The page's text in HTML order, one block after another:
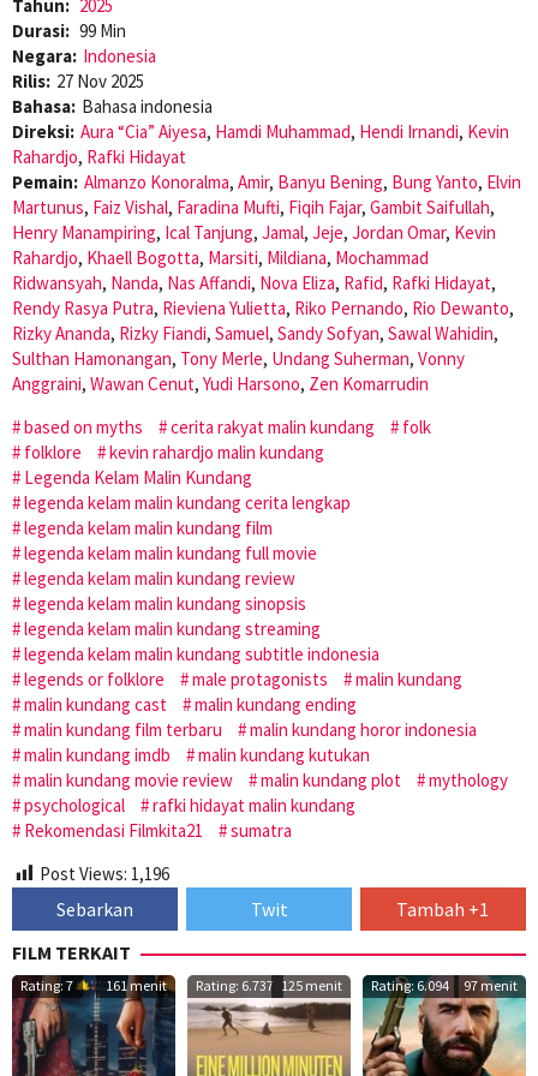
Tahun: 2025
Durasi: 99 Min
Negara: Indonesia
Rilis: 27 Nov 2025
Bahasa: Bahasa indonesia
Direksi: Aura “Cia” Aiyesa, Hamdi Muhammad, Hendi Irnandi, Kevin
Rahardjo, Rafki Hidayat
Pemain: Almanzo Konoralma, Amir, Banyu Bening, Bung Yanto, Elvin
Martunus, Faiz Vishal, Faradina Mufti, Fiqih Fajar, Gambit Saifullah,
Henry Manampiring, Ical Tanjung, Jamal, Jeje, Jordan Omar, Kevin
Rahardjo, Khaell Bogotta, Marsiti, Mildiana, Mochammad
Ridwansyah, Nanda, Nas Affandi, Nova Eliza, Rafid, Rafki Hidayat,
Rendy Rasya Putra, Rieviena Yulietta, Riko Pernando, Rio Dewanto,
Rizky Ananda, Rizky Fiandi, Samuel, Sandy Sofyan, Sawal Wahidin,
Sulthan Hamonangan, Tony Merle, Undang Suherman, Vonny
Anggraini, Wawan Cenut, Yudi Harsono, Zen Komarrudin
based on myths
cerita rakyat malin kundang
folk
folklore
kevin rahardjo malin kundang
Legenda Kelam Malin Kundang
legenda kelam malin kundang cerita lengkap
legenda kelam malin kundang film
legenda kelam malin kundang full movie
legenda kelam malin kundang review
legenda kelam malin kundang sinopsis
legenda kelam malin kundang streaming
legenda kelam malin kundang subtitle indonesia
legends or folklore
male protagonists
malin kundang
malin kundang cast
malin kundang ending
malin kundang film terbaru
malin kundang horor indonesia
malin kundang imdb
malin kundang kutukan
malin kundang movie review
malin kundang plot
mythology
psychological
rafki hidayat malin kundang
Rekomendasi Filmkita21
sumatra
Post Views: 1,196
Sebarkan Twit
Tambah +1
FILM TERKAIT
Rating: 7 161 menit Rating: 6.737 125 menit Rating: 6.094 97 menit